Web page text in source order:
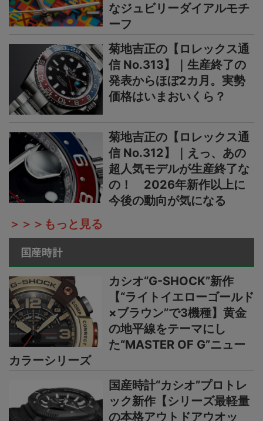
なジュビリーダイアルモチ
ーフ
菊地吉正の【ロレックス通
信 No.313】｜生産終了の
発表からほぼ2カ月。実勢
価格はいまおいくら？
菊地吉正の【ロレックス通
信 No.312】｜えっ、あの
超人気モデルが生産終了な
の！ 2026年新作以上に
今後の動向が気になる
＞＞＞もっと見る
国産時計
カシオ“G-SHOCK”新作
【“ライトイエローゴールド
×ブラウン”で3機種】黄金
の地平線をテーマにし
た“MASTER OF G”ニュー
カラーシリーズ
国産時計“カシオ”プロトレ
ック新作【シリーズ最軽量
の本格アウトドアウオッ